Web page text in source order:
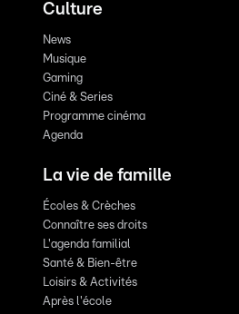
Culture
News
Musique
Gaming
Ciné & Series
Programme cinéma
Agenda
La vie de famille
Écoles & Crèches
Connaître ses droits
L'agenda familial
Santé & Bien-être
Loisirs & Activités
Après l'école